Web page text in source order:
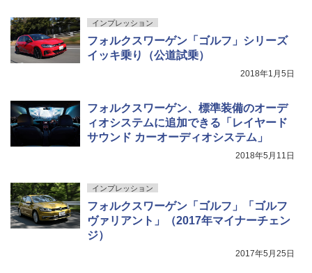
インプレッション
フォルクスワーゲン「ゴルフ」シリーズ
イッキ乗り（公道試乗）
2018年1月5日
フォルクスワーゲン、標準装備のオーデ
ィオシステムに追加できる「レイヤード
サウンド カーオーディオシステム」
2018年5月11日
インプレッション
フォルクスワーゲン「ゴルフ」「ゴルフ
ヴァリアント」（2017年マイナーチェン
ジ）
2017年5月25日